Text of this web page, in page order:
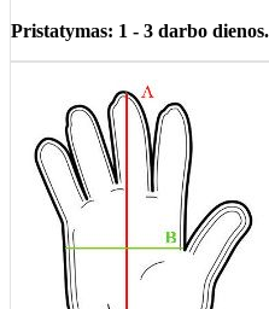
Pristatymas: 1 - 3 darbo dienos.